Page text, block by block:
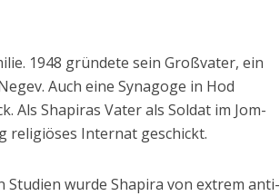
1948 gründete sein Großvater, ein
Auch eine Synagoge in Hod
Als Shapiras Vater als Soldat im Jom-
religiöses Internat geschickt.
wurde Shapira von extrem anti-